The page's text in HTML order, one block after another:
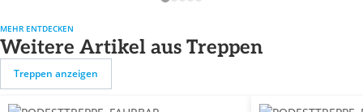
MEHR ENTDECKEN
Weitere Artikel aus Treppen
Treppen anzeigen